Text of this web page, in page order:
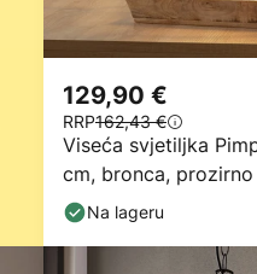
Viseća svjetiljka
cm, bronca,
129,90 €
RRP162,43 €
Na lageru